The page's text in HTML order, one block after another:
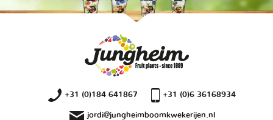
+31 (0)184 641867 +31 (0)6 36168934
jordi@jungheimboomkwekerijen.nl